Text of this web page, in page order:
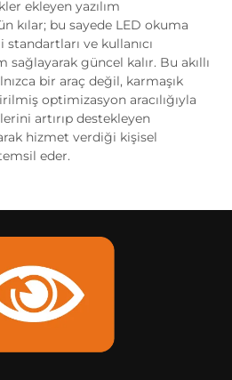
ekleyen yazılım
kılar; bu sayede LED okuma
ve kullanıcı
güncel kalır. Bu akıllı
bir araç değil, karmaşık
optimizasyon aracılığıyla
artırıp destekleyen
hizmet verdiği kişisel
eder.